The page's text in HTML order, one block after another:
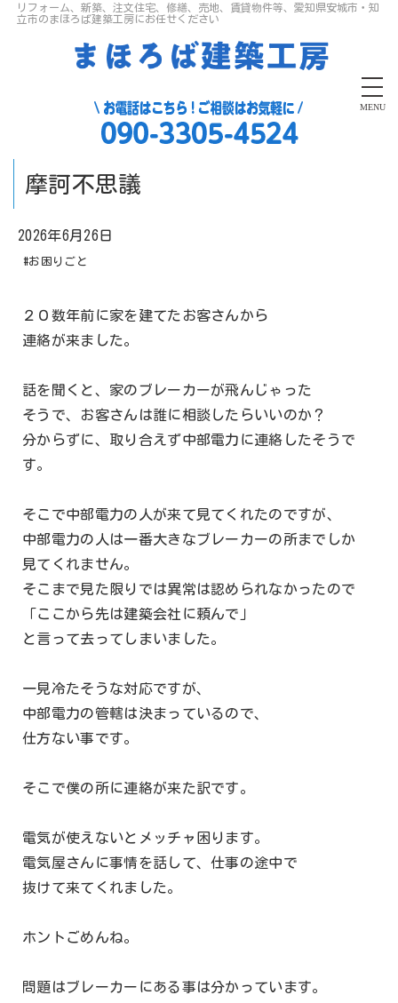
リフォーム、新築、注文住宅、修繕、売地、賃貸物件等、愛知県安城市・知
立市のまほろば建築工房にお任せください
MENU
摩訶不思議
2026年6月26日
#お困りごと
２０数年前に家を建てたお客さんから
連絡が来ました。
話を聞くと、家のブレーカーが飛んじゃった
そうで、お客さんは誰に相談したらいいのか？
分からずに、取り合えず中部電力に連絡したそうで
す。
そこで中部電力の人が来て見てくれたのですが、
中部電力の人は一番大きなブレーカーの所までしか
見てくれません。
そこまで見た限りでは異常は認められなかったので
「ここから先は建築会社に頼んで」
と言って去ってしまいました。
一見冷たそうな対応ですが、
中部電力の管轄は決まっているので、
仕方ない事です。
そこで僕の所に連絡が来た訳です。
電気が使えないとメッチャ困ります。
電気屋さんに事情を話して、仕事の途中で
抜けて来てくれました。
ホントごめんね。
問題はブレーカーにある事は分かっています。